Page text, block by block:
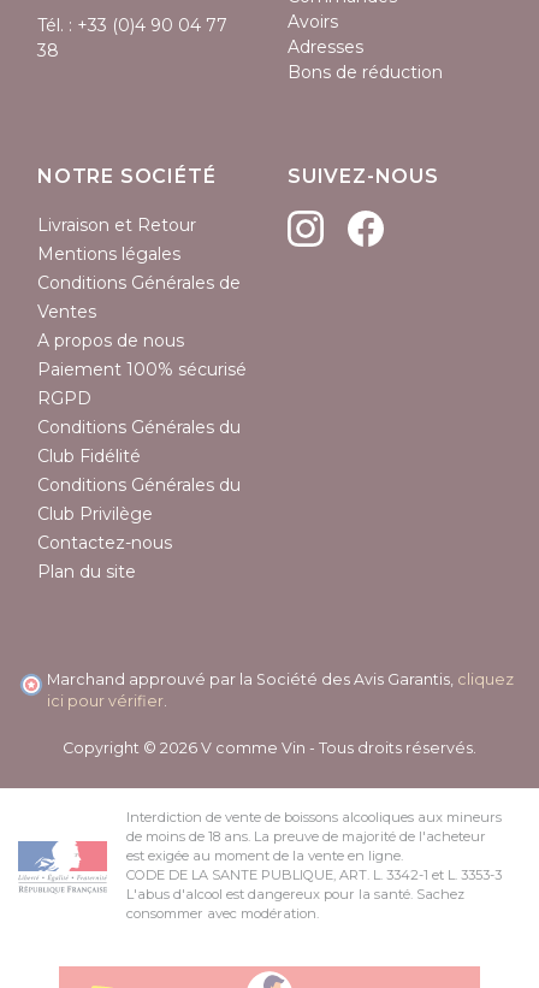
Tél. : +33 (0)4 90 04 77
38
Avoirs
Adresses
Bons de réduction
NOTRE SOCIÉTÉ
Livraison et Retour
Mentions légales
Conditions Générales de
Ventes
A propos de nous
Paiement 100% sécurisé
RGPD
Conditions Générales du
Club Fidélité
Conditions Générales du
Club Privilège
Contactez-nous
Plan du site
SUIVEZ-NOUS
Marchand approuvé par la Société des Avis Garantis, cliquez
ici pour vérifier.
Copyright © 2026 V comme Vin - Tous droits réservés.
Interdiction de vente de boissons alcooliques aux mineurs
de moins de 18 ans. La preuve de majorité de l'acheteur
est exigée au moment de la vente en ligne.
CODE DE LA SANTE PUBLIQUE, ART. L. 3342-1 et L. 3353-3
L'abus d'alcool est dangereux pour la santé. Sachez
consommer avec modération.